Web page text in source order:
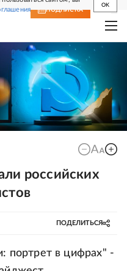
OK
ПОДПИСКА
российских
ПОДЕЛИТЬСЯ
портрет в цифрах" -